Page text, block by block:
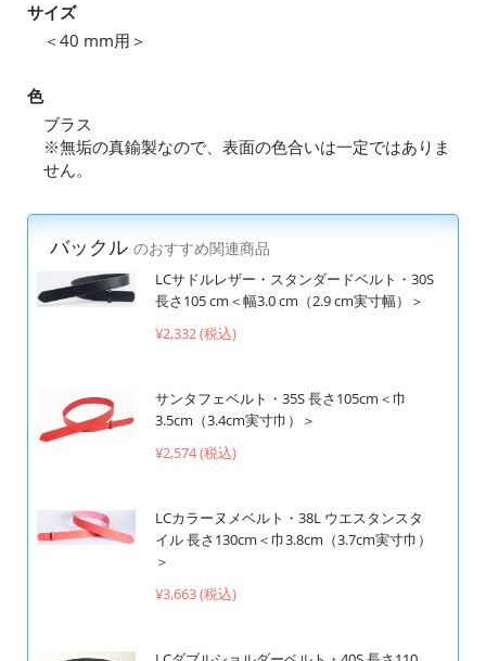
サイズ
＜40 mm用＞
色
ブラス
※無垢の真鍮製なので、表面の色合いは一定ではありま
せん。
バックル のおすすめ関連商品
LCサドルレザー・スタンダードベルト・30S
長さ105 cm＜幅3.0 cm（2.9 cm実寸幅）＞
¥2,332 (税込)
サンタフェベルト・35S 長さ105cm＜巾
3.5cm（3.4cm実寸巾）＞
¥2,574 (税込)
LCカラーヌメベルト・38L ウエスタンスタ
イル 長さ130cm＜巾3.8cm（3.7cm実寸巾）
＞
¥3,663 (税込)